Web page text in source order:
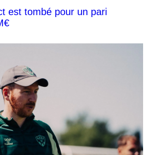
est tombé pour un pari